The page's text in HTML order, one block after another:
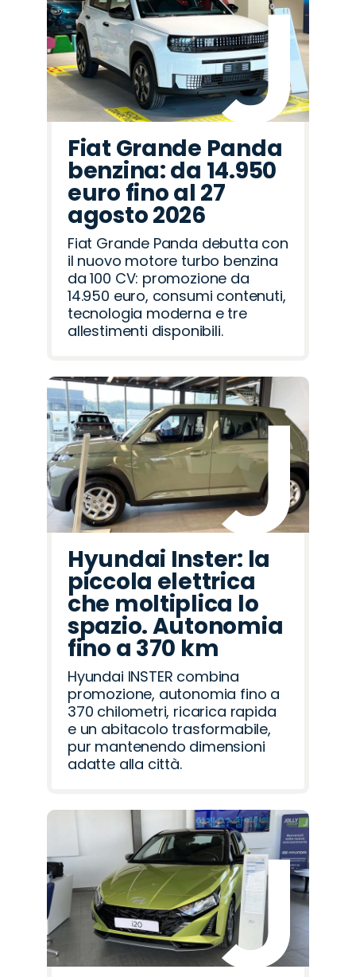
Fiat Grande Panda
benzina: da 14.950
euro fino al 27
agosto 2026
Fiat Grande Panda debutta con
il nuovo motore turbo benzina
da 100 CV: promozione da
14.950 euro, consumi contenuti,
tecnologia moderna e tre
allestimenti disponibili.
Hyundai Inster: la
piccola elettrica
che moltiplica lo
spazio. Autonomia
fino a 370 km
Hyundai INSTER combina
promozione, autonomia fino a
370 chilometri, ricarica rapida
e un abitacolo trasformabile,
pur mantenendo dimensioni
adatte alla città.